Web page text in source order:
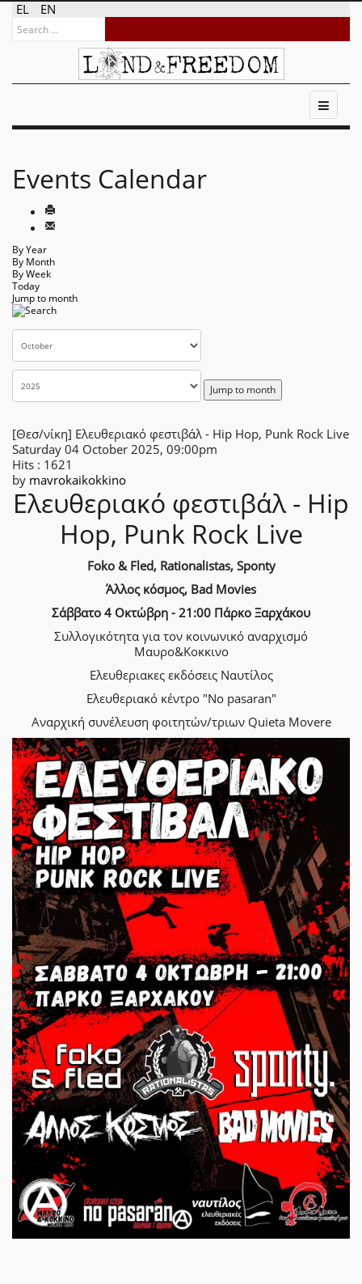
EL EN
Events Calendar
By Year
By Month
By Week
Today
Jump to month
Jump to month
[Θεσ/νίκη] Ελευθεριακό φεστιβάλ - Hip Hop, Punk Rock Live
Saturday 04 October 2025, 09:00pm
Hits : 1621
by mavrokaikokkino
Ελευθεριακό φεστιβάλ - Hip
Hop, Punk Rock Live
Foko & Fled, Rationalistas, Sponty
Άλλος κόσμος, Bad Movies
Σάββατο 4 Οκτώβρη - 21:00 Πάρκο Ξαρχάκου
Συλλογικότητα για τον κοινωνικό αναρχισμό
Μαυρο&Κοκκινο
Ελευθεριακες εκδόσεις Ναυτίλος
Ελευθεριακό κέντρο "No pasaran"
Αναρχική συνέλευση φοιτητών/τριων Quieta Movere